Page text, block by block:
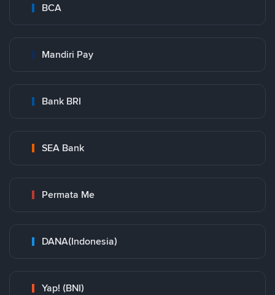
BCA
Mandiri Pay
Bank BRI
SEA Bank
Permata Me
DANA(Indonesia)
Yap! (BNI)